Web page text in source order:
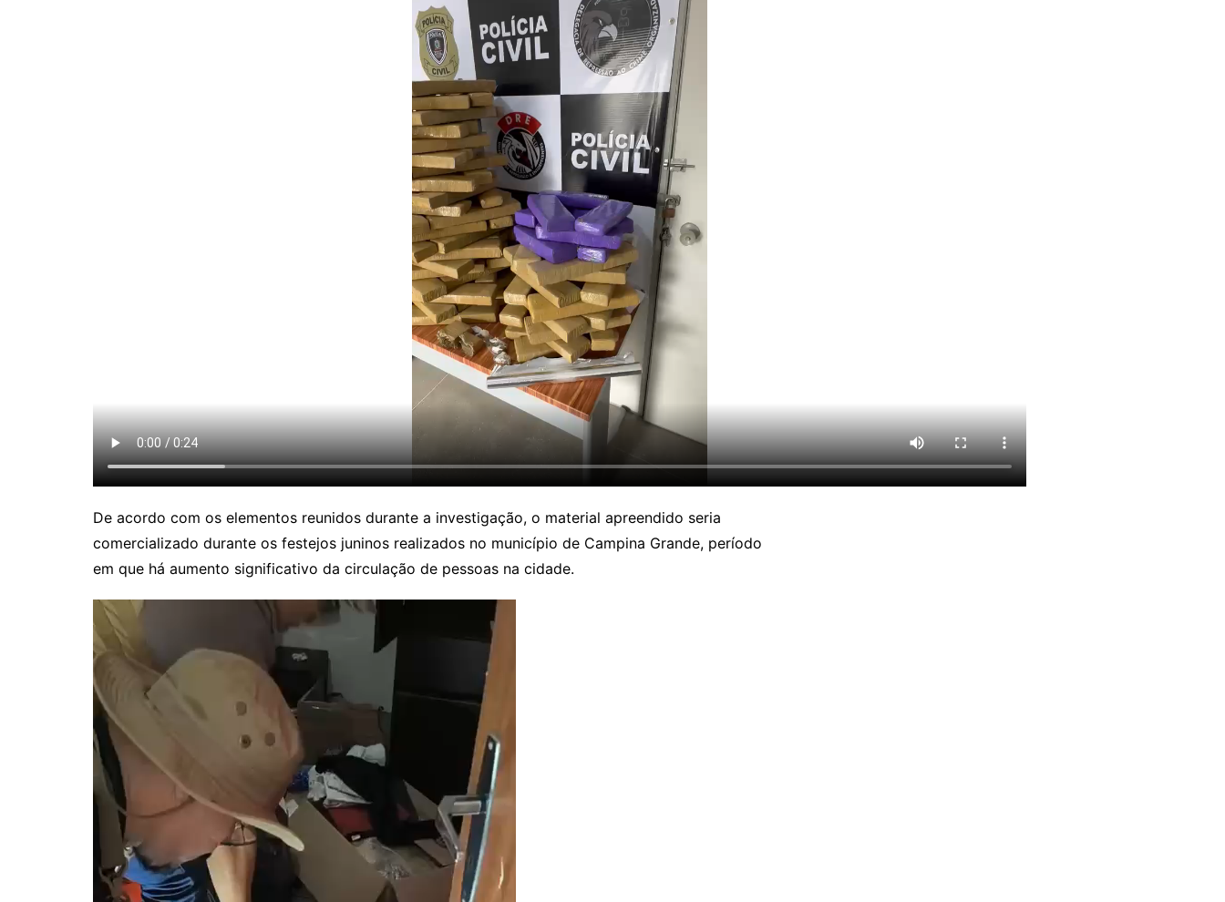
De acordo com os elementos reunidos durante a investigação, o material apreendido seria
comercializado durante os festejos juninos realizados no município de Campina Grande, período
em que há aumento significativo da circulação de pessoas na cidade.